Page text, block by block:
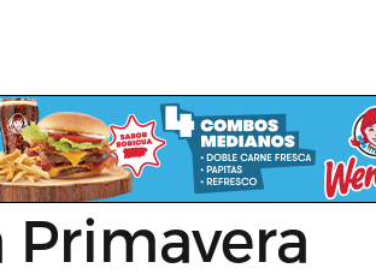
Primavera